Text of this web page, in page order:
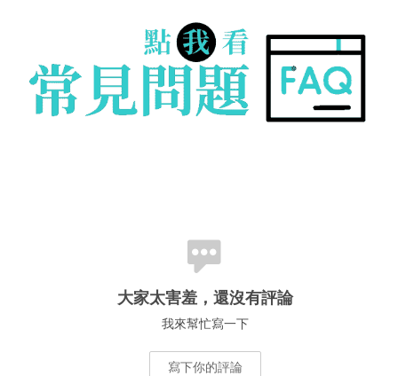
大家太害羞，還沒有評論
我來幫忙寫一下
寫下你的評論